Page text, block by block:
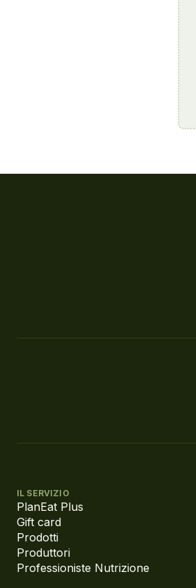
IL SERVIZIO
PlanEat Plus
Gift card
Prodotti
Produttori
Professioniste Nutrizione